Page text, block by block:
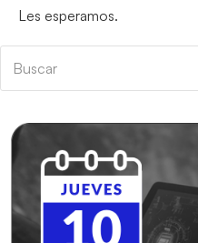
Les esperamos.